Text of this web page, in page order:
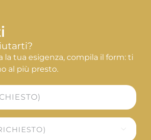
la tua esigenza, compila il form: ti
al più presto.
